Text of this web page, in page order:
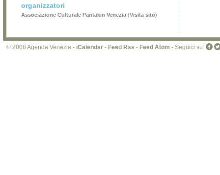
organizzatori
Associazione Culturale Pantakin Venezia (Visita sito)
© 2008 Agenda Venezia - iCalendar - Feed Rss - Feed Atom - Seguici su: